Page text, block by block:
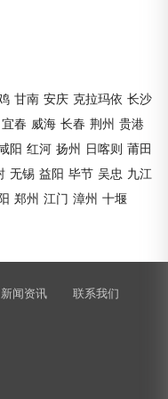
甘南 安庆 克拉玛依 长沙
宜春 威海 长春 荆州 贵港
咸阳 红河 扬州 日喀则 莆田
无锡 益阳 毕节 吴忠 九江
郑州 江门 漳州 十堰
新闻资讯
联系我们